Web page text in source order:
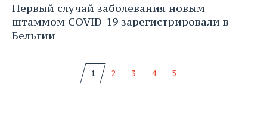
Первый случай заболевания новым
штаммом COVID-19 зарегистрировали в
Бельгии
1 2 3 4 5